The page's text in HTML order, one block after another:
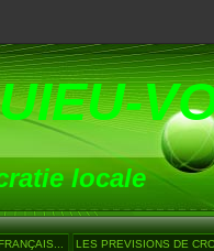
locale
LES PREVISIONS DE